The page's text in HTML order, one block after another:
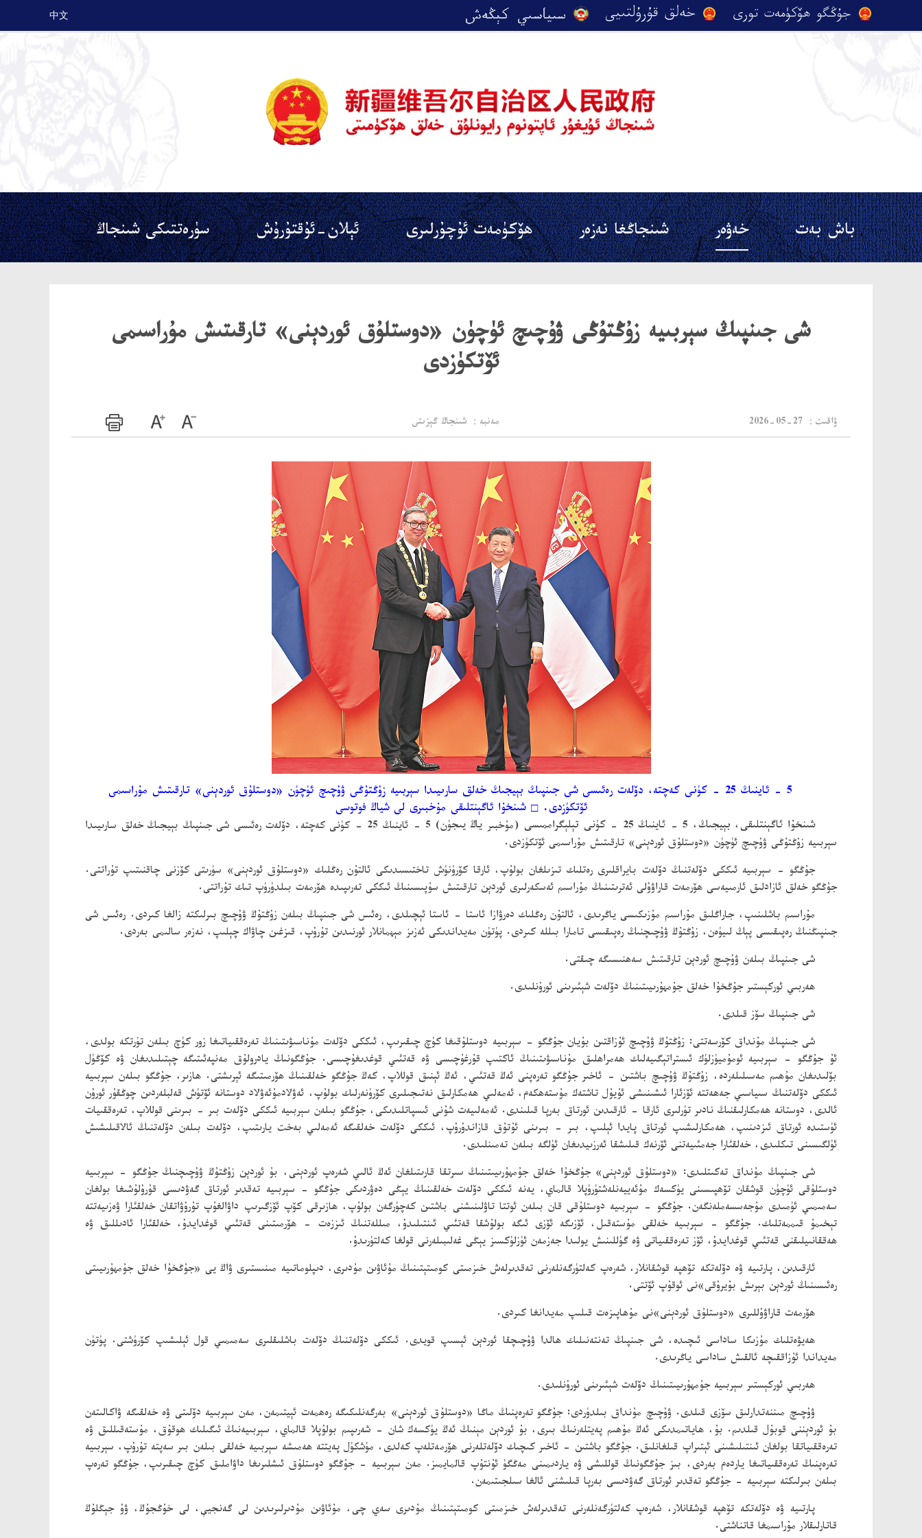
中文
باش بەت خەۋەر شىنجاڭغا نەزەر ھۆكۈمەت ئۇچۇرلىرى ئېلان-ئۇقتۇرۇش سۈرەتتىكى شىنجاڭ
شى جىنپىڭ سېربىيە زۇڭتۇڭى ۋۇچىچ ئۈچۈن «دوستلۇق ئوردېنى» تارقىتىش مۇراسىمى
ئۆتكۈزدى
2026-05-27 ：ۋاقىت مەنبە： شىنجاڭ گېزىتى
5 - ئاينىڭ 25 - كۈنى كەچتە، دۆلەت رەئىسى شى جىنپىڭ بېيجىڭ خەلق سارىيىدا سېربىيە زۇڭتۇڭى ۋۇچىچ ئۈچۈن «دوستلۇق ئوردېنى» تارقىتىش مۇراسىمى
ئۆتكۈزدى. □ شىنخۇا ئاگېنتلىقى مۇخبىرى لى شياڭ فوتوسى
شىنخۇا ئاگېنتلىقى، بېيجىڭ، 5 - ئاينىڭ 25 - كۈنى تېلېگراممىسى (مۇخبىر ياڭ يىجۈن
) 5 - ئاينىڭ 25 - كۈنى كەچتە، دۆلەت رەئىسى شى جىنپىڭ بېيجىڭ خەلق سارىيىدا
سېربىيە زۇڭتۇڭى ۋۇچىچ ئۈچۈن «دوستلۇق ئوردېنى» تارقىتىش مۇراسىمى ئۆتكۈزدى.
جۇڭگو - سېربىيە ئىككى دۆلەتنىڭ دۆلەت بايراقلىرى رەتلىك تىزىلغان بولۇپ، ئارقا كۆرۈنۈش تاختىسىدىكى ئالتۇن رەڭلىك «دوستلۇق ئوردېنى» سۈرىتى كۆزنى چاقنىتىپ تۇراتتى.
جۇڭگو خەلق ئازادلىق ئارمىيەسى ھۆرمەت قاراۋۇلى ئەترىتىنىڭ مۇراسىم ئەسكەرلىرى ئوردېن تارقىتىش سۇپىسىنىڭ ئىككى تەرىپىدە ھۆرمەت بىلدۈرۈپ تىك تۇراتتى.
مۇراسىم باشلىنىپ، جاراڭلىق مۇراسىم مۇزىكىسى ياڭرىدى، ئالتۇن رەڭلىك دەرۋازا ئاستا - ئاستا ئېچىلدى، رەئىس شى جىنپىڭ بىلەن زۇڭتۇڭ ۋۇچىچ بىرلىكتە زالغا كىردى. رەئىس شى
جىنپىڭنىڭ رەپىقىسى پېڭ لىيۈەن، زۇڭتۇڭ ۋۇچىچنىڭ رەپىقىسى تامارا بىللە كىردى. پۈتۈن مەيداندىكى ئەزىز مېھمانلار ئورنىدىن تۇرۇپ، قىزغىن چاۋاك چېلىپ، نەزەر سالىمى بەردى.
شى جىنپىڭ بىلەن ۋۇچىچ ئوردېن تارقىتىش سەھنىسىگە چىقتى.
ھەربىي ئوركېستىر جۇڭخۇا خەلق جۇمھۇرىيىتىنىڭ دۆلەت شېئىرىنى ئورۇنلىدى.
شى جىنپىڭ سۆز قىلدى.
شى جىنپىڭ مۇنداق كۆرسەتتى: زۇڭتۇڭ ۋۇچىچ ئۇزاقتىن بۇيان جۇڭگو - سېربىيە دوستلۇقىغا كۈچ چىقىرىپ، ئىككى دۆلەت مۇناسىۋىتىنىڭ تەرەققىياتىغا زور كۈچ بىلەن تۈرتكە بولدى،
ئۇ جۇڭگو - سېربىيە ئومۇميۈزلۈك ئىستراتېگىيەلىك ھەمراھلىق مۇناسىۋىتىنىڭ ئاكتىپ قۇرغۇچىسى ۋە قەتئىي قوغدىغۇچىسى. جۇڭگونىڭ يادرولۇق مەنپەئىتىگە چېتىلىدىغان ۋە كۆڭۈل
بۆلىدىغان مۇھىم مەسىلىلەردە، زۇڭتۇڭ ۋۇچىچ باشتىن - ئاخىر جۇڭگو تەرەپنى ئەڭ قەتئىي، ئەڭ ئېنىق قوللاپ، كەڭ جۇڭگو خەلقىنىڭ ھۆرمىتىگە ئېرىشتى. ھازىر، جۇڭگو بىلەن سېربىيە
ئىككى دۆلەتنىڭ سىياسىي جەھەتتە ئۆزئارا ئىشىنىشى ئۇيۇل تاشتەك مۇستەھكەم، ئەمەلىي ھەمكارلىق نەتىجىلىرى كۆرۈنەرلىك بولۇپ، ئەۋلادمۇئەۋلاد دوستانە ئۆتۈش قەلبلەردىن چوڭقۇر ئورۇن
ئالدى، دوستانە ھەمكارلىقنىڭ نادىر تۈرلىرى ئارقا - ئارقىدىن ئورتاق بەرپا قىلىندى. ئەمەلىيەت شۇنى ئىسپاتلىدىكى، جۇڭگو بىلەن سېربىيە ئىككى دۆلەت بىر - بىرىنى قوللاپ، تەرەققىيات
ئۈستىدە ئورتاق ئىزدىنىپ، ھەمكارلىشىپ ئورتاق پايدا ئېلىپ، بىر - بىرىنى ئۇتۇق قازاندۇرۇپ، ئىككى دۆلەت خەلقىگە ئەمەلىي بەخت يارىتىپ، دۆلەت بىلەن دۆلەتنىڭ ئالاقىلىشىش
ئۈلگىسىنى تىكلىدى، خەلقئارا جەمئىيەتنى ئۆرنەك قىلىشقا ئەرزىيدىغان ئۈلگە بىلەن تەمىنلىدى.
شى جىنپىڭ مۇنداق تەكىتلىدى: «دوستلۇق ئوردېنى» جۇڭخۇا خەلق جۇمھۇرىيىتىنىڭ سىرتقا قارىتىلغان ئەڭ ئالىي شەرەپ ئوردېنى، بۇ ئوردېن زۇڭتۇڭ ۋۇچىچنىڭ جۇڭگو - سېربىيە
دوستلۇقى ئۈچۈن قوشقان تۆھپىسىنى يۈكسەك مۇئەييەنلەشتۈرۈپلا قالماي، يەنە ئىككى دۆلەت خەلقىنىڭ يېڭى دەۋردىكى جۇڭگو - سېربىيە تەقدىر ئورتاق گەۋدىسى قۇرۇلۇشىغا بولغان
سەمىمىي ئۈمىدى مۇجەسسەملەنگەن. جۇڭگو - سېربىيە دوستلۇقى قان بىلەن ئوتتا تاۋلىنىشنى باشتىن كەچۈرگەن بولۇپ، ھازىرقى كۆپ ئۆزگىرىپ داۋالغۇپ تۇرۇۋاتقان خەلقئارا ۋەزىيەتتە
تېخىمۇ قىممەتلىك. جۇڭگو - سېربىيە خەلقى مۇستەقىل، ئۆزىگە ئۆزى ئىگە بولۇشقا قەتئىي ئىنتىلىدۇ، مىللەتنىڭ ئىززەت - ھۆرمىتىنى قەتئىي قوغدايدۇ، خەلقئارا ئادىللىق ۋە
ھەققانىيلىقنى قەتئىي قوغدايدۇ، ئۆز تەرەققىياتى ۋە گۈللىنىش يولىدا جەزمەن ئۈزلۈكسىز يېڭى غەلىبىلەرنى قولغا كەلتۈرىدۇ.
ئارقىدىن، پارتىيە ۋە دۆلەتكە تۆھپە قوشقانلار، شەرەپ كەلتۈرگەنلەرنى تەقدىرلەش خىزمىتى كومىتېتىنىڭ مۇئاۋىن مۇدىرى، دىپلوماتىيە مىنىستىرى ۋاڭ يى «جۇڭخۇا خەلق جۇمھۇرىيىتى
رەئىسىنىڭ ئوردېن بېرىش بۇيرۇقى»نى ئوقۇپ ئۆتتى.
ھۆرمەت قاراۋۇللىرى «دوستلۇق ئوردېنى»نى مۇھاپىزەت قىلىپ مەيدانغا كىردى.
ھەيۋەتلىك مۇزىكا ساداسى ئىچىدە، شى جىنپىڭ تەنتەنىلىك ھالدا ۋۇچىچقا ئوردېن ئېسىپ قويدى. ئىككى دۆلەتنىڭ دۆلەت باشلىقلىرى سەمىمىي قول ئېلىشىپ كۆرۈشتى. پۈتۈن
مەيداندا ئۇزاققىچە ئالقىش ساداسى ياڭرىدى.
ھەربىي ئوركېستىر سېربىيە جۇمھۇرىيىتىنىڭ دۆلەت شېئىرىنى ئورۇنلىدى.
ۋۇچىچ مىننەتدارلىق سۆزى قىلدى. ۋۇچىچ مۇنداق بىلدۈردى: جۇڭگو تەرەپنىڭ ماڭا «دوستلۇق ئوردېنى» بەرگەنلىكىگە رەھمەت ئېيتىمەن، مەن سېربىيە دۆلىتى ۋە خەلقىگە ۋاكالىتەن
بۇ ئوردېننى قوبۇل قىلدىم. بۇ، ھاياتىمدىكى ئەڭ مۇھىم پەيتلەرنىڭ بىرى، بۇ ئوردېن مېنىڭ ئەڭ يۈكسەك شان - شەرىپىم بولۇپلا قالماي، سېربىيەنىڭ ئىگىلىك ھوقۇق، مۇستەقىللىق ۋە
تەرەققىياتقا بولغان ئىنتىلىشىنى ئېتىراپ قىلغانلىق. جۇڭگو باشتىن - ئاخىر كىچىك دۆلەتلەرنى ھۆرمەتلەپ كەلدى، مۈشكۈل پەيتتە ھەمىشە سېربىيە خەلقى بىلەن بىر سەپتە تۇرۇپ، سېربىيە
تەرەپنىڭ تەرەققىياتىغا ياردەم بەردى، بىز جۇڭگونىڭ قوللىشى ۋە ياردىمىنى مەڭگۈ ئۇنتۇپ قالمايمىز. مەن سېربىيە - جۇڭگو دوستلۇق ئىشلىرىغا داۋاملىق كۈچ چىقىرىپ، جۇڭگو تەرەپ
بىلەن بىرلىكتە سېربىيە - جۇڭگو تەقدىر ئورتاق گەۋدىسى بەرپا قىلىشنى ئالغا سىلجىتىمەن.
پارتىيە ۋە دۆلەتكە تۆھپە قوشقانلار، شەرەپ كەلتۈرگەنلەرنى تەقدىرلەش خىزمىتى كومىتېتىنىڭ مۇدىرى سەي چى، مۇئاۋىن مۇدىرلىرىدىن لى گەنجيې، لى خۇڭجۇڭ، ۋۇ جېڭلۇڭ
قاتارلىقلار مۇراسىمغا قاتناشتى.